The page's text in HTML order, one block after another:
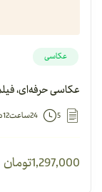
عکاسی
عکاسی حرفه‌ای،
5 24ساعت12دقیقه
1,297,000تومان